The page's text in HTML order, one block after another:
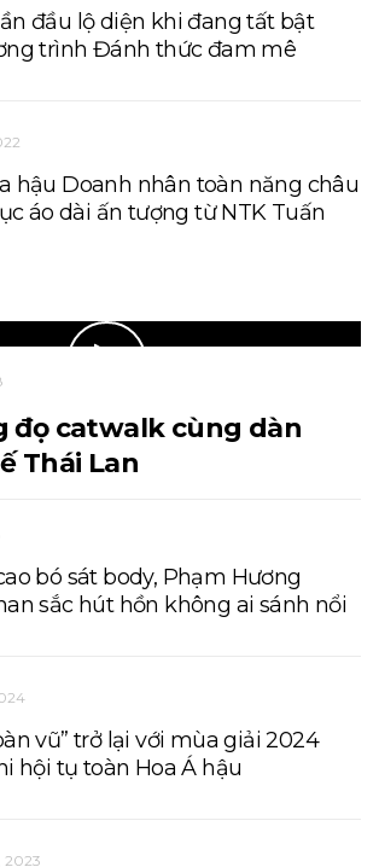
đầu lộ diện khi đang tất bật
trình Đánh thức đam mê
hậu Doanh nhân toàn năng châu
áo dài ấn tượng từ NTK Tuấn
đọ catwalk cùng dàn
Thái Lan
bó sát body, Phạm Hương
sắc hút hồn không ai sánh nổi
vũ” trở lại với mùa giải 2024
hội tụ toàn Hoa Á hậu
2023